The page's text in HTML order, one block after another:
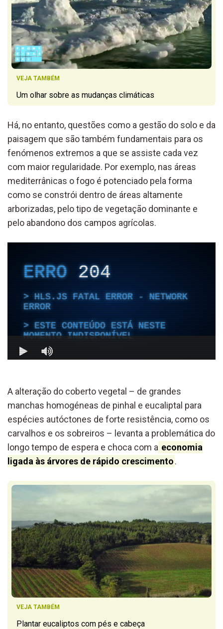
VEJA TAMBÉM
Um olhar sobre as mudanças climáticas
Há, no entanto, questões como a gestão do solo e da
paisagem que são também fundamentais para os
fenómenos extremos a que se assiste cada vez
com maior regularidade. Por exemplo, nas áreas
mediterrânicas o fogo é potenciado pela forma
como se constrói dentro de áreas altamente
arborizadas, pelo tipo de vegetação dominante e
pelo abandono dos campos agrícolas.
A alteração do coberto vegetal – de grandes
manchas homogéneas de pinhal e eucaliptal para
espécies autóctones de forte resistência, como os
carvalhos e os sobreiros – levanta a problemática do
longo tempo de espera e choca com a economia
ligada às árvores de rápido crescimento.
VEJA TAMBÉM
Plantar eucaliptos com pés e cabeça